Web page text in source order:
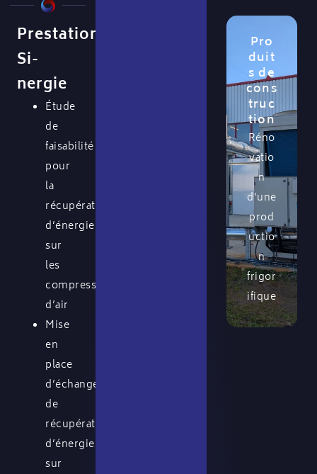
Prestations
Si-
nergie
Étude
de
faisabilité
pour
la
récupération
d’énergie
sur
les
compresseurs
d’air
Mise
en
place
d’échangeurs
de
récupération
d’énergie
sur
Pro
duit
s de
cons
truc
tion
Réno
vatio
n
d'une
prod
uctio
n
frigor
ifique